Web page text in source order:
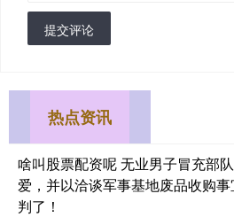
提交评论
热点资讯
啥叫股票配资呢 无业男子冒充部
爱，并以洽谈军事基地废品收购事
判了！